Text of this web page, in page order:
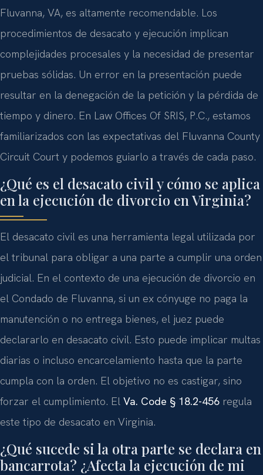
Fluvanna, VA, es altamente recomendable. Los
procedimientos de desacato y ejecución implican
complejidades procesales y la necesidad de presentar
pruebas sólidas. Un error en la presentación puede
resultar en la denegación de la petición y la pérdida de
tiempo y dinero. En Law Offices Of SRIS, P.C., estamos
familiarizados con las expectativas del Fluvanna County
Circuit Court y podemos guiarlo a través de cada paso.
¿Qué es el desacato civil y cómo se aplica
en la ejecución de divorcio en Virginia?
El desacato civil es una herramienta legal utilizada por
el tribunal para obligar a una parte a cumplir una orden
judicial. En el contexto de una ejecución de divorcio en
el Condado de Fluvanna, si un ex cónyuge no paga la
manutención o no entrega bienes, el juez puede
declararlo en desacato civil. Esto puede implicar multas
diarias o incluso encarcelamiento hasta que la parte
cumpla con la orden. El objetivo no es castigar, sino
forzar el cumplimiento. El Va. Code § 18.2-456 regula
este tipo de desacato en Virginia.
¿Qué sucede si la otra parte se declara en
bancarrota? ¿Afecta la ejecución de mi